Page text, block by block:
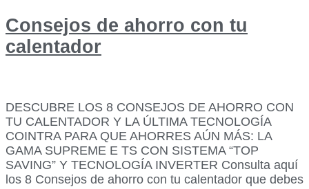
Consejos de ahorro con tu
calentador
DESCUBRE LOS 8 CONSEJOS DE AHORRO CON
TU CALENTADOR Y LA ÚLTIMA TECNOLOGÍA
COINTRA PARA QUE AHORRES AÚN MÁS: LA
GAMA SUPREME E TS CON SISTEMA “TOP
SAVING” Y TECNOLOGÍA INVERTER Consulta aquí
los 8 Consejos de ahorro con tu calentador que debes